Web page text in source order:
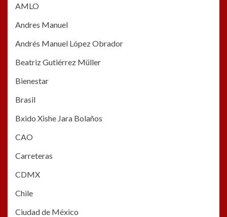
AMLO
Andres Manuel
Andrés Manuel López Obrador
Beatriz Gutiérrez Müller
Bienestar
Brasil
Bxido Xishe Jara Bolaños
CAO
Carreteras
CDMX
Chile
Ciudad de México